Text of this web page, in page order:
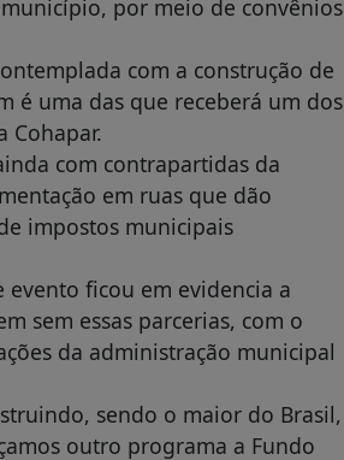
por meio de convênios
com a construção de
é uma das que receberá um dos
Cohapar.
com contrapartidas da
em ruas que dão
impostos municipais
evento ficou em evidencia a
sem essas parcerias, com o
da administração municipal
sendo o maior do Brasil,
outro programa a Fundo